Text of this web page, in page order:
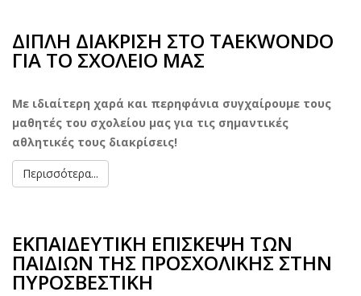
ΔΙΠΛΗ ΔΙΑΚΡΙΣΗ ΣΤΟ TAEKWONDO
ΓΙΑ ΤΟ ΣΧΟΛΕΙΟ ΜΑΣ
Με ιδιαίτερη χαρά και περηφάνια συγχαίρουμε τους
μαθητές του σχολείου μας για τις σημαντικές
αθλητικές τους διακρίσεις!
Περισσότερα...
ΕΚΠΑΙΔΕΥΤΙΚΗ ΕΠΙΣΚΕΨΗ ΤΩΝ
ΠΑΙΔΙΩΝ ΤΗΣ ΠΡΟΣΧΟΛΙΚΗΣ ΣΤΗΝ
ΠΥΡΟΣΒΕΣΤΙΚΗ